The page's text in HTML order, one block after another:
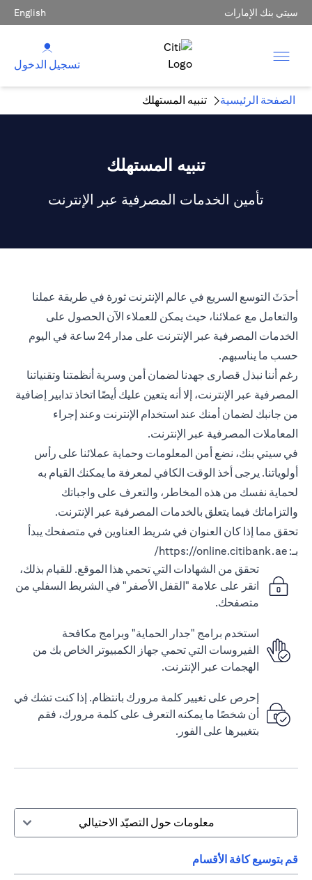
سيتي بنك الإمارات English
تسجيل الدخول
الصفحة الرئيسية تنبيه المستهلك
تنبيه المستهلك
تأمين الخدمات المصرفية عبر الإنترنت
أحدَثَ التوسع السريع في عالم الإنترنت ثورة في طريقة عملنا
والتعامل مع عملائنا، حيث يمكن للعملاء الآن الحصول على
الخدمات المصرفية عبر الإنترنت على مدار 24 ساعة في اليوم
حسب ما يناسبهم.
رغم أننا نبذل قصارى جهدنا لضمان أمن وسرية أنظمتنا وتقنياتنا
المصرفية عبر الإنترنت، إلا أنه يتعين عليك أيضًا اتخاذ تدابير إضافية
من جانبك لضمان أمنك عند استخدام الإنترنت وعند إجراء
المعاملات المصرفية عبر الإنترنت.
في سيتي بنك، نضع أمن المعلومات وحماية عملائنا على رأس
أولوياتنا. يرجى أخذ الوقت الكافي لمعرفة ما يمكنك القيام به
لحماية نفسك من هذه المخاطر، والتعرف على واجباتك
والتزاماتك فيما يتعلق بالخدمات المصرفية عبر الإنترنت.
تحقق مما إذا كان العنوان في شريط العناوين في متصفحك يبدأ
بـ: https://online.citibank.ae/
تحقق من الشهادات التي تحمي هذا الموقع. للقيام بذلك،
انقر على علامة "القفل الأصفر" في الشريط السفلي من
متصفحك.
استخدم برامج "جدار الحماية" وبرامج مكافحة
الفيروسات التي تحمي جهاز الكمبيوتر الخاص بك من
الهجمات عبر الإنترنت.
إحرص على تغيير كلمة مرورك بانتظام. إذا كنت تشك في
أن شخصًا ما يمكنه التعرف على كلمة مرورك، فقم
بتغييرها على الفور.
معلومات حول التصيّد الاحتيالي
قم بتوسيع كافة الأقسام